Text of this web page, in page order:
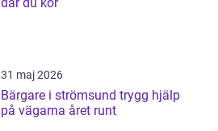
där du kör
31 maj 2026
Bärgare i strömsund trygg hjälp
på vägarna året runt